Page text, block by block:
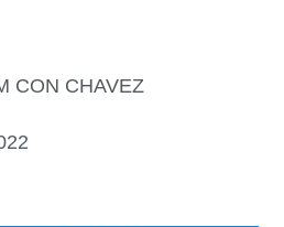
CON CHAVEZ